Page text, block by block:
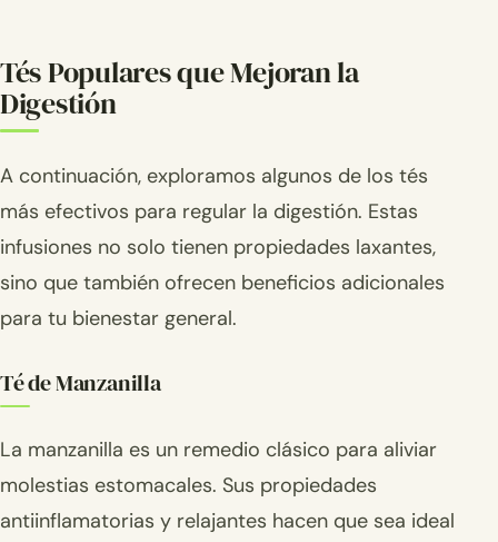
Tés Populares que Mejoran la
Digestión
A continuación, exploramos algunos de los tés
más efectivos para regular la digestión. Estas
infusiones no solo tienen propiedades laxantes,
sino que también ofrecen beneficios adicionales
para tu bienestar general.
Té de Manzanilla
La manzanilla es un remedio clásico para aliviar
molestias estomacales. Sus propiedades
antiinflamatorias y relajantes hacen que sea ideal